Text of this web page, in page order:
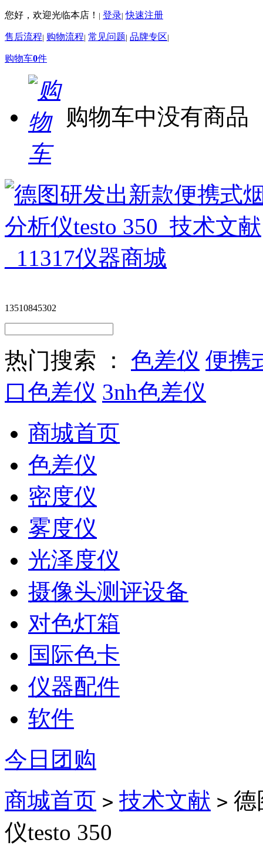
您好，欢迎光临本店！ | 登录| 快速注册
售后流程| 购物流程| 常见问题| 品牌专区|
购物车0件
购物车中没有商品
13510845302
热门搜索 ： 色差仪 便携
口色差仪 3nh色差仪
商城首页
色差仪
密度仪
雾度仪
光泽度仪
摄像头测评设备
对色灯箱
国际色卡
仪器配件
软件
今日团购
商城首页 > 技术文献 > 德
仪testo 350